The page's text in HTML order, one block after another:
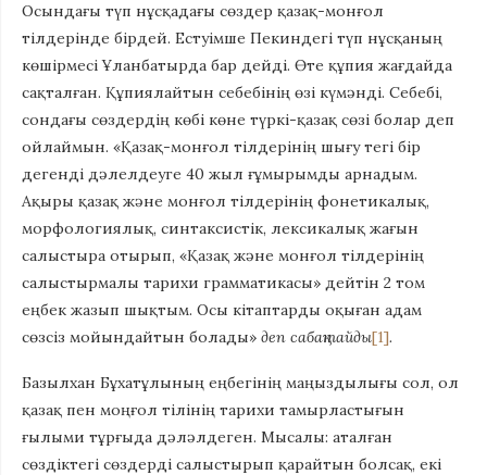
Осындағы түп нұсқадағы сөздер қазақ-монғол
тілдерінде бірдей. Естуімше Пекиндегі түп нұсқаның
көшірмесі Ұланбатырда бар дейді. Өте құпия жағдайда
сақталған. Құпиялайтын себебінің өзі күмәнді. Себебі,
сондағы сөздердің көбі көне түркі-қазақ сөзі болар деп
ойлаймын. «Қазақ-монғол тілдерінің шығу тегі бір
дегенді дәлелдеуге 40 жыл ғұмырымды арнадым.
Ақыры қазақ және монғол тілдерінің фонетикалық,
морфологиялық, синтаксистік, лексикалық жағын
салыстыра отырып, «Қазақ және монғол тілдерінің
салыстырмалы тарихи грамматикасы» дейтін 2 том
еңбек жазып шықтым. Осы кітаптарды оқыған адам
сөзсіз мойындайтын болады» деп сабақтайды[1].
Базылхан Бұхатұлының еңбегінің маңыздылығы сол, ол
қазақ пен моңғол тілінің тарихи тамырластығын
ғылыми тұрғыда дәләлдеген. Мысалы: аталған
сөздіктегі сөздерді салыстырып қарайтын болсақ, екі